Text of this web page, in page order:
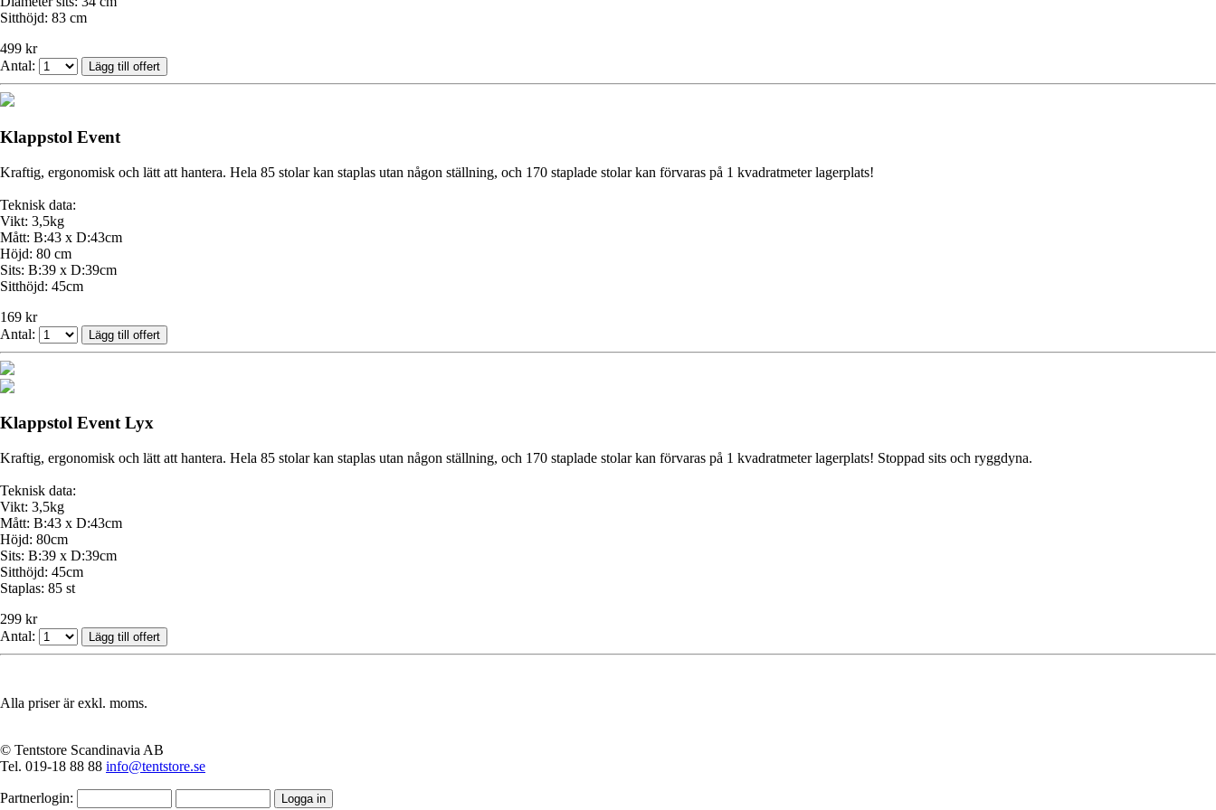
Sitthöjd: 83 cm
499 kr
Antal:
Klappstol Event
Kraftig, ergonomisk och lätt att hantera. Hela 85 stolar kan staplas utan någon ställning, och 170 staplade stolar kan förvaras på 1 kvadratmeter lagerplats!
Teknisk data:
Vikt: 3,5kg
Mått: B:43 x D:43cm
Höjd: 80 cm
Sits: B:39 x D:39cm
Sitthöjd: 45cm
169 kr
Antal:
Klappstol Event Lyx
Kraftig, ergonomisk och lätt att hantera. Hela 85 stolar kan staplas utan någon ställning, och 170 staplade stolar kan förvaras på 1 kvadratmeter lagerplats! Stoppad sits och ryggdyna.
Teknisk data:
Vikt: 3,5kg
Mått: B:43 x D:43cm
Höjd: 80cm
Sits: B:39 x D:39cm
Sitthöjd: 45cm
Staplas: 85 st
299 kr
Antal:
Alla priser är exkl. moms.
© Tentstore Scandinavia AB
Tel. 019-18 88 88 info@tentstore.se
Partnerlogin: